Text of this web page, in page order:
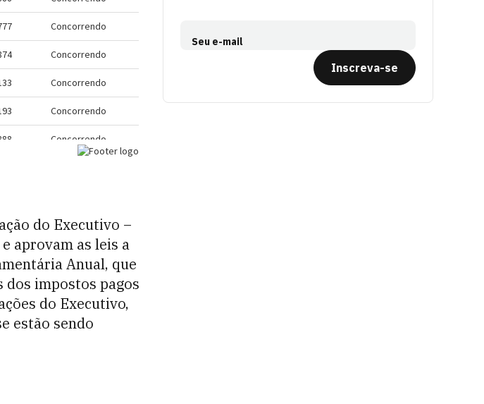
do Executivo –
aprovam as leis a
Anual, que
dos impostos pagos
do Executivo,
estão sendo
Seu e-mail
Inscreva-se